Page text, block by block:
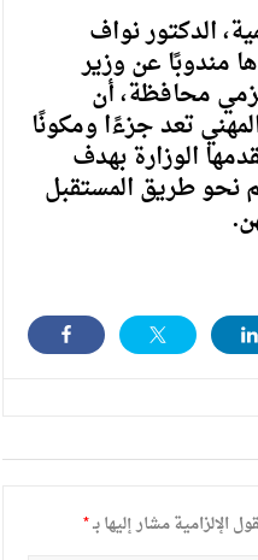
مبارك ومزيدا من التوفيق
الدكتور نواف
مندوبًا عن وزير
عزمي محافظة، أن
تعد جزءًا ومكونًا
الوزارة بهدف
نحو طريق المستقبل
الإلزامية مشار إليها بـ*